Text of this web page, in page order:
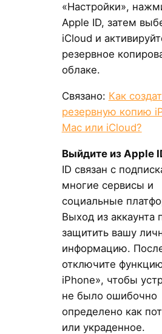
«Настройки»,
Apple ID, затем
iCloud и
резервное
облаке.
Связано: Как
резервную копию
Mac или iCloud?
Выйдите из Apple
ID связан с
многие сервисы и
социальные
Выход из аккаунта
защитить вашу
информацию.
отключите
iPhone», чтобы
не было ошибочно
определено как
или украденное.